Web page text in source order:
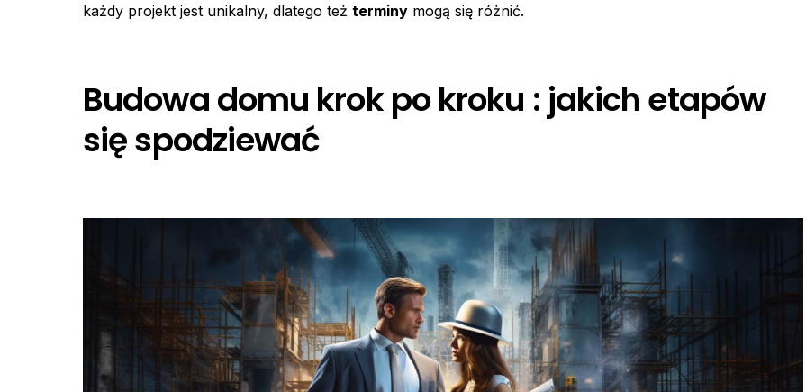
każdy projekt jest unikalny, dlatego też terminy mogą się różnić.
Budowa domu krok po kroku : jakich etapów
się spodziewać